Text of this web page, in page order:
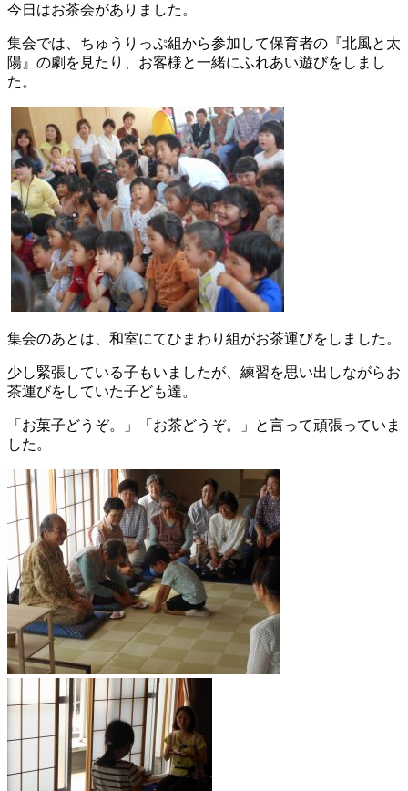
今日はお茶会がありました。
集会では、ちゅうりっぷ組から参加して保育者の『北風と太
陽』の劇を見たり、お客様と一緒にふれあい遊びをしまし
た。
集会のあとは、和室にてひまわり組がお茶運びをしました。
少し緊張している子もいましたが、練習を思い出しながらお
茶運びをしていた子ども達。
「お菓子どうぞ。」「お茶どうぞ。」と言って頑張っていま
した。